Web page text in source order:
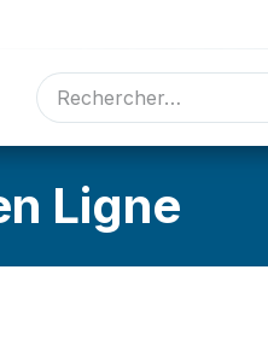
ligne Contact
Ligne